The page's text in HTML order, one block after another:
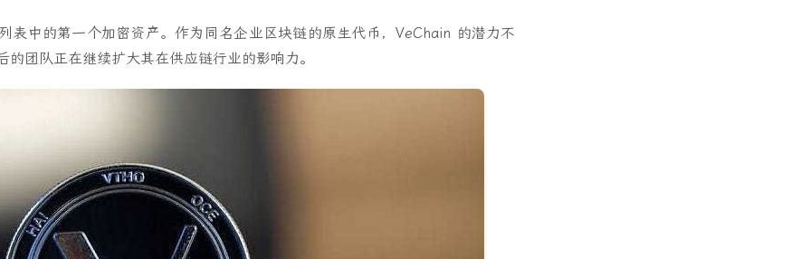
表中的第一个加密资产。作为同名企业区块链的原生代币，VeChain 的潜力不
的团队正在继续扩大其在供应链行业的影响力。